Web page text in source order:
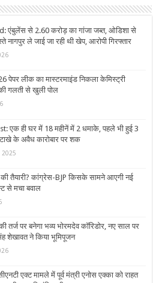
एंबुलेंस से 2.60 करोड़ का गांजा जब्त, ओडिशा से
नागपुर ले जाई जा रही थी खेप, आरोपी गिरफ्तार
पेपर लीक का मास्टरमाइंड निकला केमिस्ट्री
गलती से खुली पोल
एक ही घर में 18 महीनें में 2 धमाके, पहले भी हुई 3
के अवैध कारोबार पर शक
की तैयारी? कांग्रेस-BJP किसके सामने आएगी नई
से मचा बवाल
तर्ज पर बनेगा भव्य भोरमदेव कॉरिडोर, नए साल पर
शेखावत ने किया भूमिपूजन
एक्ट मामले में पूर्व मंत्री एनोस एक्का को राहत